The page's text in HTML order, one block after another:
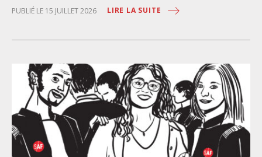
juridique des étrangers maintenus dans les locaux de
droits fondamentaux des personnes retenues et
contreviennent de manière flagrante aux règles
déontologiques régissant la profession d’avocat. Ainsi,
l’assistance dont bénéficient les personnes retenues,
limitée à trois heures de permanence téléphonique
quotidienne sauf le dimanche (la présence de l’avocat
PUBLIÉ LE 15 JUILLET 2026 LIRE LA SUITE